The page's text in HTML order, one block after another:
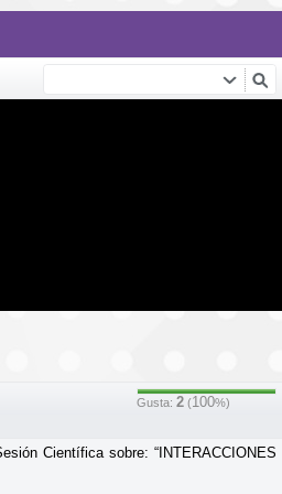
Gusta: 2 (100%)
Científica sobre: “INTERACCIONES